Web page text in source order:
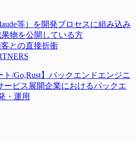
等）を開発プロセスに組み込み
物を公開している方
との直接折衝
ト/Go,Rust】バックエンドエンジニ
ービス展開企業におけるバックエ
・運用